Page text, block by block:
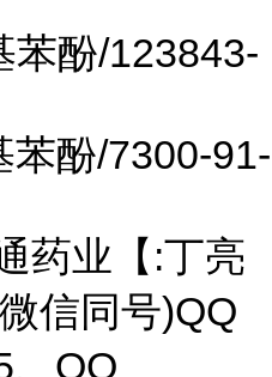
苯酚/123843-
苯酚/7300-91-
药业【:丁亮
信同号)QQ
、QQ